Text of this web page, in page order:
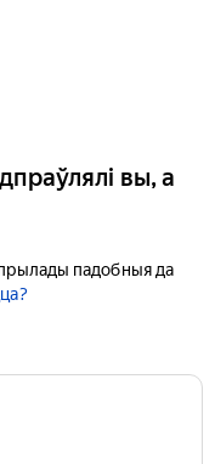
вы, а
падобныя да